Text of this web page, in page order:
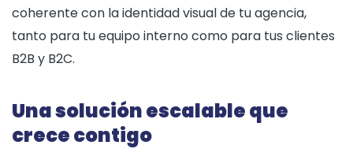
coherente con la identidad visual de tu agencia,
tanto para tu equipo interno como para tus clientes
B2B y B2C.
Una solución escalable que
crece contigo